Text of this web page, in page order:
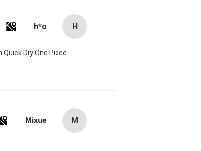
H
h*o
Dry One Piece
M
Mixue